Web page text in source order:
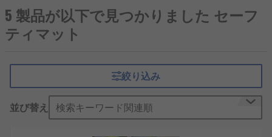
す。当社には最高品質の セーフティマット 製品を
常備在庫し、世界の企業やエンジニアへ業界承認の
数万の 機械安全機器 部品を提供しております。RS
ーサービスは、非常に高い基準を満たしています。
セーフティマット 以外にも、電気、制御部品、ケー
ブル からさらに別の製品を注文できます。電気、制
御部品、ケーブル
5 製品が以下で見つかりました セーフ
ティマット
絞り込み
並び替え 検索キーワード関連順